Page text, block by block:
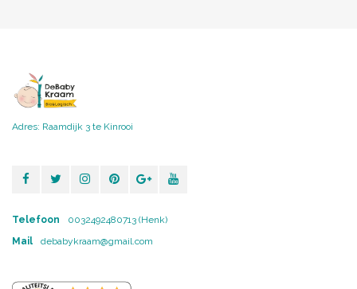
Adres: Raamdijk 3 te Kinrooi
Telefoon
0032492480713 (Henk)
Mail
debabykraam@gmail.com